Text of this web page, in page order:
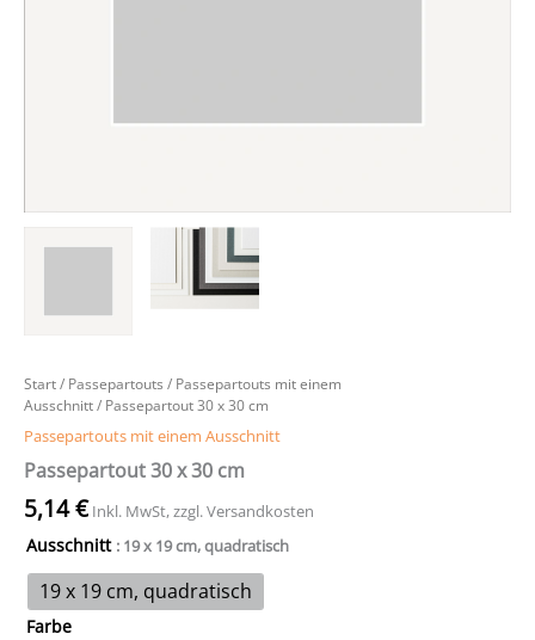
Start/ Passepartouts / Passepartouts mit einem
Ausschnitt/ Passepartout 30 x 30 cm
Passepartouts mit einem Ausschnitt
Passepartout 30 x 30 cm
5,14€ Inkl. MwSt, zzgl. Versandkosten
Ausschnitt : 19 x 19 cm, quadratisch
19 x 19 cm, quadratisch
Farbe